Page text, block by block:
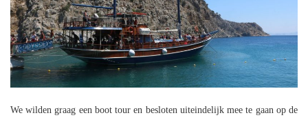
We wilden graag een boot tour en besloten uiteindelijk mee te gaan op de